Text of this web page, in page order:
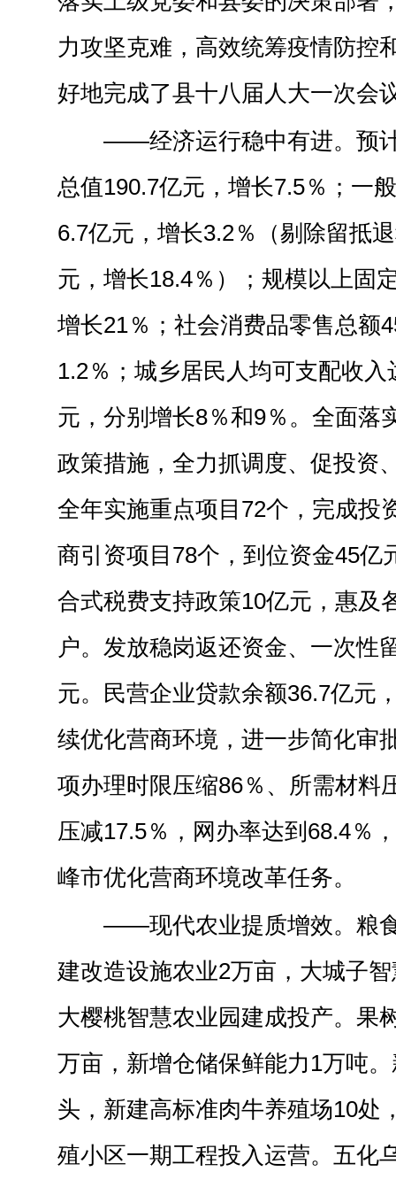
力攻坚克难，高效统筹疫情防控
好地完成了县十八届人大一次会
——经济运行稳中有进。预
总值190.7亿元，增长7.5％；一
6.7亿元，增长3.2％（剔除留抵
元，增长18.4％）；规模以上固
增长21％；社会消费品零售总额
1.2％；城乡居民人均可支配收入
元，分别增长8％和9％。全面落
政策措施，全力抓调度、促投资
全年实施重点项目72个，完成投
商引资项目78个，到位资金45亿
合式税费支持政策10亿元，惠及
户。发放稳岗返还资金、一次性
元。民营企业贷款余额36.7亿元
续优化营商环境，进一步简化审
项办理时限压缩86％、所需材料
压减17.5％，网办率达到68.4％
峰市优化营商环境改革任务。
——现代农业提质增效。粮
建改造设施农业2万亩，大城子
大樱桃智慧农业园建成投产。果
万亩，新增仓储保鲜能力1万吨
头，新建高标准肉牛养殖场10处
殖小区一期工程投入运营。五化